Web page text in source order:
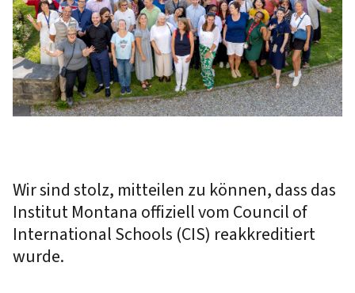
Wir sind stolz, mitteilen zu können, dass das
Institut Montana offiziell vom Council of
International Schools (CIS) reakkreditiert
wurde.